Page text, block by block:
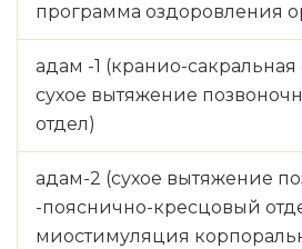
программа оздоровления
адам -1 (кранио-сакральная
сухое вытяжение
отдел)
адам-2 (сухое вытяжение
-пояснично-кресцовый
миостимуляция